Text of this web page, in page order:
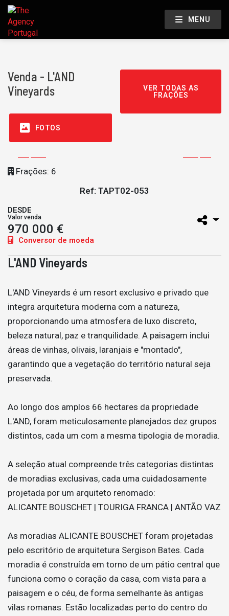
MENU
Venda - L'AND
Vineyards
VER TODAS AS
FRAÇÕES
FOTOS
Frações: 6
Ref: TAPT02-053
DESDE
Valor venda
970 000 €
Conversor de moeda
L'AND Vineyards
L'AND Vineyards é um resort exclusivo e privado que
integra arquitetura moderna com a natureza,
proporcionando uma atmosfera de luxo discreto,
beleza natural, paz e tranquilidade. A paisagem inclui
áreas de vinhas, olivais, laranjais e "montado",
garantindo que a vegetação do território natural seja
preservada.
Ao longo dos amplos 66 hectares da propriedade
L'AND, foram meticulosamente planejados dez grupos
distintos, cada um com a mesma tipologia de moradia.
A seleção atual compreende três categorias distintas
de moradias exclusivas, cada uma cuidadosamente
projetada por um arquiteto renomado:
ALICANTE BOUSCHET | TOURIGA FRANCA | ANTÃO VAZ
As moradias ALICANTE BOUSCHET foram projetadas
pelo escritório de arquitetura Sergison Bates. Cada
moradia é construída em torno de um pátio central que
funciona como o coração da casa, com vista para a
paisagem e o céu, de forma semelhante às antigas
vilas romanas. Estão localizadas perto do centro do